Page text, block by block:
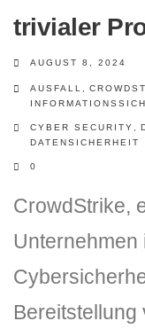
Digitaler Nachlass
trivialer
AUGUST 8, 2024
AUSFALL
CYBER SECURITY
DATENSICHERHEIT
0
CrowdStrike,
Unternehmen
Bereitstellung